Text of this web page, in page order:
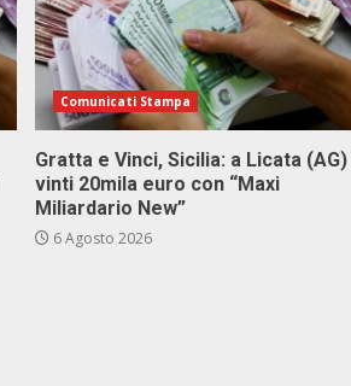
Comunicati Stampa
Gratta e Vinci, Sicilia: a Licata (AG)
vinti 20mila euro con “Maxi
Miliardario New”
6 Agosto 2026